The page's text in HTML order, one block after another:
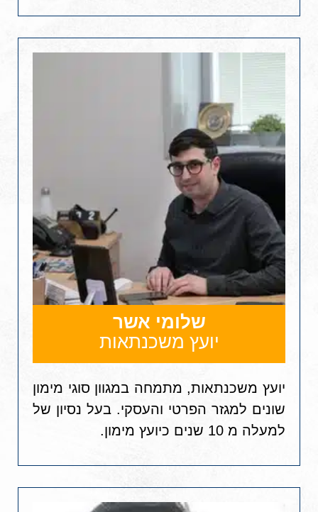
שלומי אשר
יועץ משכנתאות
יועץ משכנתאות, מתמחה במגוון סוגי מימון
שונים למגזר הפרטי והעסקי. בעל נסיון של
למעלה מ 10 שנים כיועץ מימון.